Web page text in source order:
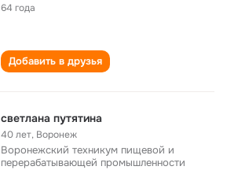
64 года
Добавить в друзья
светлана путятина
40 лет, Воронеж
Воронежский техникум пищевой и
перерабатывающей промышленности